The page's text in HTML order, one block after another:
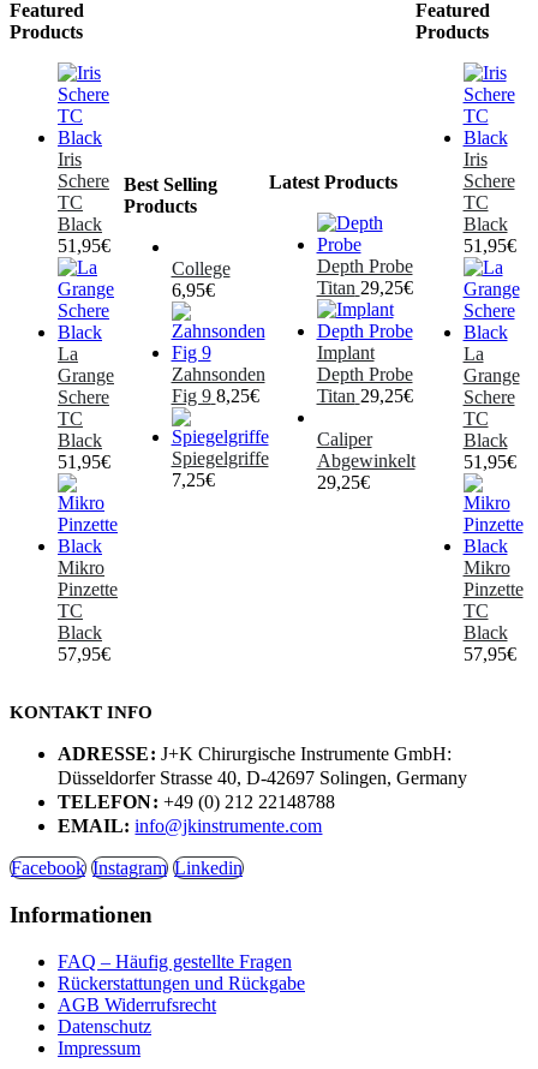
Featured
Products
Iris
Schere
TC
Black
51,95€
La
Grange
Schere
TC
Black
51,95€
Mikro
Pinzette
TC
Black
57,95€
Best Selling
Products
College
6,95€
Zahnsonden
Fig 9 8,25€
Spiegelgriffe
7,25€
Latest Products
Depth Probe
Titan 29,25€
Implant
Depth Probe
Titan 29,25€
Caliper
Abgewinkelt
29,25€
Featured
Products
Iris
Schere
TC
Black
51,95€
La
Grange
Schere
TC
Black
51,95€
Mikro
Pinzette
TC
Black
57,95€
KONTAKT INFO
ADRESSE: J+K Chirurgische Instrumente GmbH:
Düsseldorfer Strasse 40, D-42697 Solingen, Germany
TELEFON: +49 (0) 212 22148788
EMAIL: info@jkinstrumente.com
Facebook Instagram Linkedin
Informationen
FAQ – Häufig gestellte Fragen
Rückerstattungen und Rückgabe
AGB Widerrufsrecht
Datenschutz
Impressum